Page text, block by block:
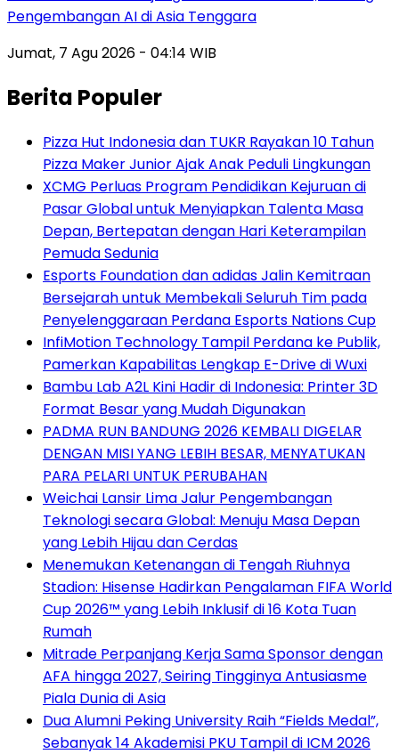
Pengembangan AI di Asia Tenggara
Jumat, 7 Agu 2026 - 04:14 WIB
Berita Populer
Pizza Hut Indonesia dan TUKR Rayakan 10 Tahun
Pizza Maker Junior Ajak Anak Peduli Lingkungan
XCMG Perluas Program Pendidikan Kejuruan di
Pasar Global untuk Menyiapkan Talenta Masa
Depan, Bertepatan dengan Hari Keterampilan
Pemuda Sedunia
Esports Foundation dan adidas Jalin Kemitraan
Bersejarah untuk Membekali Seluruh Tim pada
Penyelenggaraan Perdana Esports Nations Cup
InfiMotion Technology Tampil Perdana ke Publik,
Pamerkan Kapabilitas Lengkap E-Drive di Wuxi
Bambu Lab A2L Kini Hadir di Indonesia: Printer 3D
Format Besar yang Mudah Digunakan
PADMA RUN BANDUNG 2026 KEMBALI DIGELAR
DENGAN MISI YANG LEBIH BESAR, MENYATUKAN
PARA PELARI UNTUK PERUBAHAN
Weichai Lansir Lima Jalur Pengembangan
Teknologi secara Global: Menuju Masa Depan
yang Lebih Hijau dan Cerdas
Menemukan Ketenangan di Tengah Riuhnya
Stadion: Hisense Hadirkan Pengalaman FIFA World
Cup 2026™ yang Lebih Inklusif di 16 Kota Tuan
Rumah
Mitrade Perpanjang Kerja Sama Sponsor dengan
AFA hingga 2027, Seiring Tingginya Antusiasme
Piala Dunia di Asia
Dua Alumni Peking University Raih “Fields Medal”,
Sebanyak 14 Akademisi PKU Tampil di ICM 2026